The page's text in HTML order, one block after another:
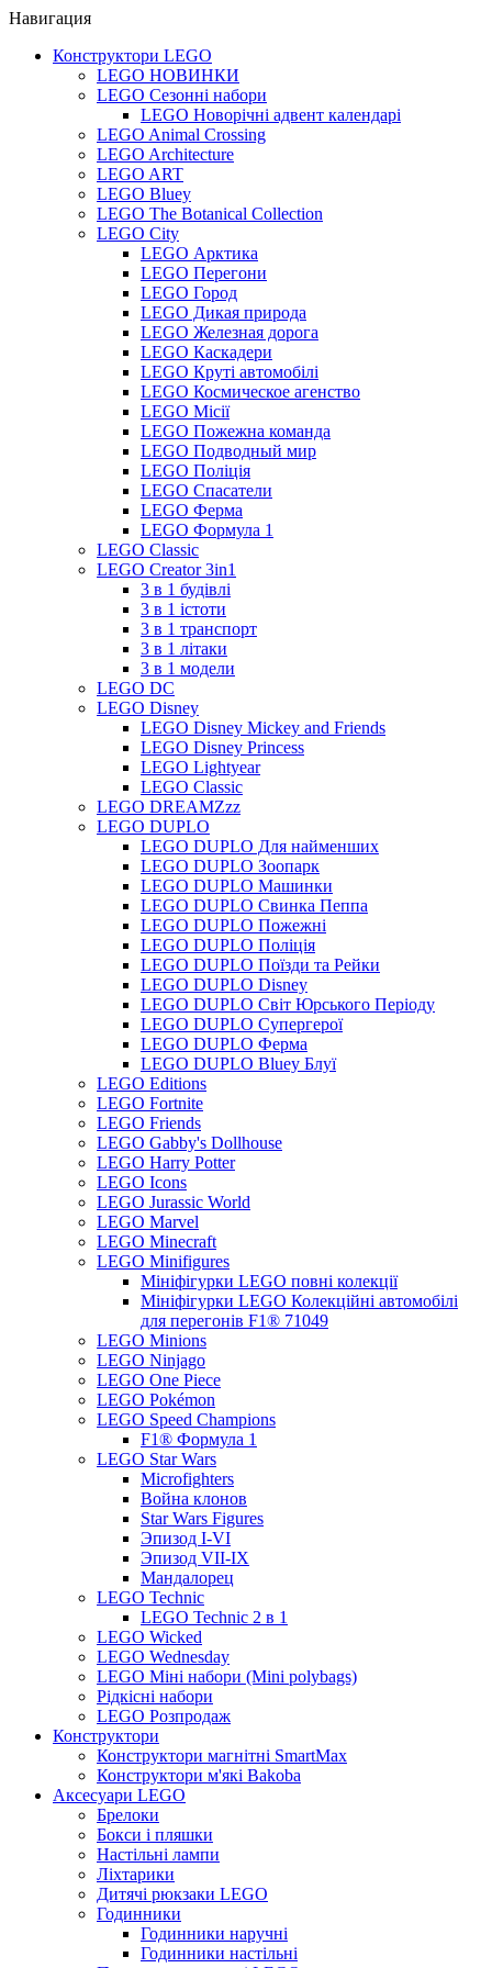
Навигация
Конструктори LEGO
LEGO НОВИНКИ
LEGO Сезонні набори
LEGO Новорічні адвент календарі
LEGO Animal Crossing
LEGO Architecture
LEGO ART
LEGO Bluey
LEGO The Botanical Collection
LEGO City
LEGO Арктика
LEGO Перегони
LEGO Город
LEGO Дикая природа
LEGO Железная дорога
LEGO Каскадери
LEGO Круті автомобілі
LEGO Космическое агенство
LEGO Місії
LEGO Пожежна команда
LEGO Подводный мир
LEGO Поліція
LEGO Спасатели
LEGO Ферма
LEGO Формула 1
LEGO Classic
LEGO Creator 3in1
3 в 1 будівлі
3 в 1 істоти
3 в 1 транспорт
3 в 1 літаки
3 в 1 модели
LEGO DC
LEGO Disney
LEGO Disney Mickey and Friends
LEGO Disney Princess
LEGO Lightyear
LEGO Classic
LEGO DREAMZzz
LEGO DUPLO
LEGO DUPLO Для найменших
LEGO DUPLO Зоопарк
LEGO DUPLO Машинки
LEGO DUPLO Свинка Пеппа
LEGO DUPLO Пожежні
LEGO DUPLO Поліція
LEGO DUPLO Поїзди та Рейки
LEGO DUPLO Disney
LEGO DUPLO Світ Юрського Періоду
LEGO DUPLO Супергерої
LEGO DUPLO Ферма
LEGO DUPLO Bluey Блуї
LEGO Editions
LEGO Fortnite
LEGO Friends
LEGO Gabby's Dollhouse
LEGO Harry Potter
LEGO Icons
LEGO Jurassic World
LEGO Marvel
LEGO Minecraft
LEGO Minifigures
Мініфігурки LEGO повні колекції
Мініфігурки LEGO Колекційні автомобілі
для перегонів F1® 71049
LEGO Minions
LEGO Ninjago
LEGO One Piece
LEGO Pokémon
LEGO Speed Champions
F1® Формула 1
LEGO Star Wars
Microfighters
Война клонов
Star Wars Figures
Эпизод I-VI
Эпизод VII-IX
Мандалорец
LEGO Technic
LEGO Technic 2 в 1
LEGO Wicked
LEGO Wednesday
LEGO Міні набори (Mini polybags)
Рідкісні набори
LEGO Розпродаж
Конструктори
Конструктори магнітні SmartMax
Конструктори м'які Bakoba
Аксесуари LEGO
Брелоки
Бокси і пляшки
Настільні лампи
Ліхтарики
Дитячі рюкзаки LEGO
Годинники
Годинники наручні
Годинники настільні